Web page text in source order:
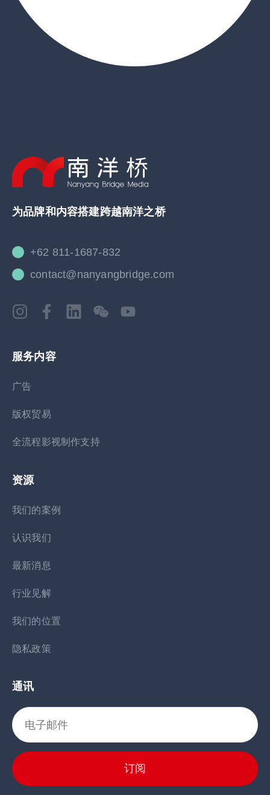
为品牌和内容搭建跨越南洋之桥
+62 811-1687-832
contact@nanyangbridge.com
服务内容
广告
版权贸易
全流程影视制作支持
资源
我们的案例
认识我们
最新消息
行业见解
我们的位置
隐私政策
通讯
订阅